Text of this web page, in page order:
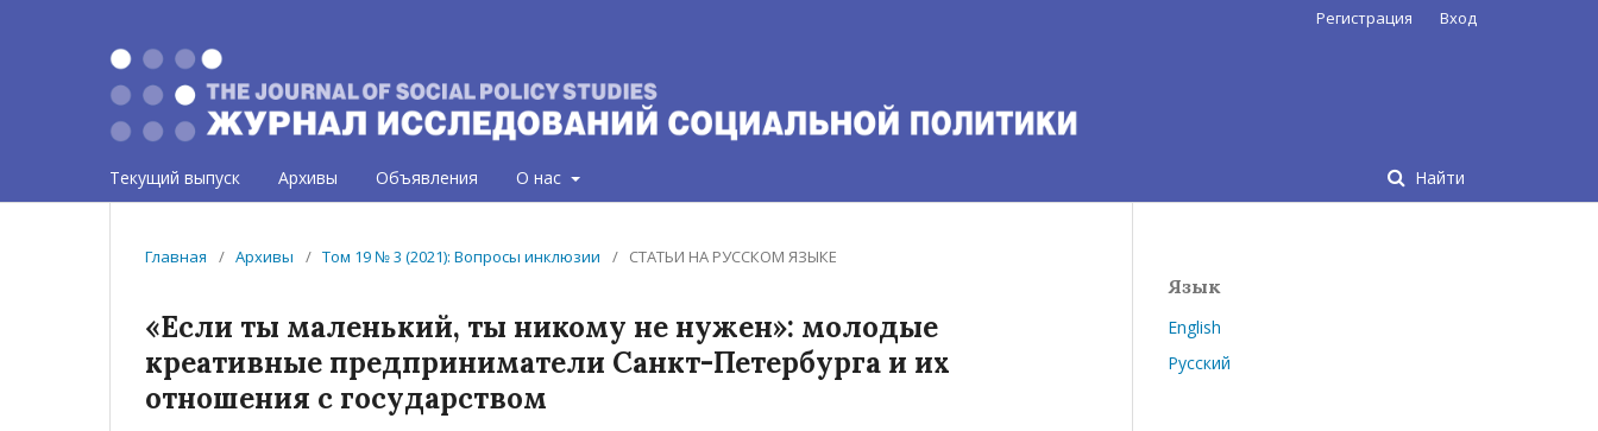
Текущий выпуск Архивы Объявления О нас Найти
Регистрация Вход
Главная / Архивы / Том 19 № 3 (2021): Вопросы инклюзии / СТАТЬИ НА РУССКОМ ЯЗЫКЕ
«Если ты маленький, ты никому не нужен»: молодые
креативные предприниматели Санкт-Петербурга и их
отношения с государством
Язык
English
Русский